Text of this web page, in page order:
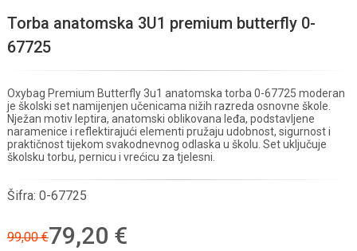
Torba anatomska 3U1 premium butterfly 0-
67725
Oxybag Premium Butterfly 3u1 anatomska torba 0-67725 moderan
je školski set namijenjen učenicama nižih razreda osnovne škole.
Nježan motiv leptira, anatomski oblikovana leđa, podstavljene
naramenice i reflektirajući elementi pružaju udobnost, sigurnost i
praktičnost tijekom svakodnevnog odlaska u školu. Set uključuje
školsku torbu, pernicu i vrećicu za tjelesni.
Šifra: 0-67725
99,00 €79,20 €